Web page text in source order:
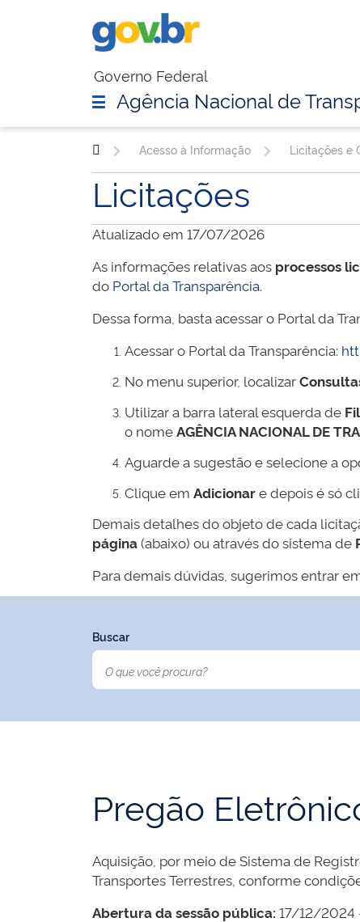
Governo Federal
Agência Nacional de
Acesso à Informação Licitações e
Licitações
Atualizado em 17/07/2026
As informações relativas aos processos
do Portal da Transparência.
Dessa forma, basta acessar o Portal da
Acessar o Portal da Transparência:
No menu superior, localizar
Utilizar a barra lateral esquerda de
o nomeAGÊNCIA NACIONAL DE
Aguarde a sugestão e selecione a
Clique em Adicionare depois é só
Demais detalhes do objeto de cada
página(abaixo) ou através do sistema de
Para demais dúvidas, sugerimos entrar
Buscar
Pregão
Aquisição, por meio de Sistema de
Transportes Terrestres, conforme
Abertura da sessão pública: 17/12/2024